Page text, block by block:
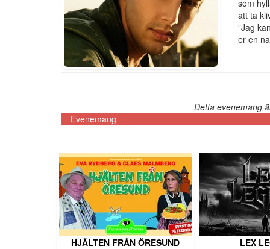
som
att ta
”Jag
er en
Detta evenemang
Evenemang
HJÄLTEN FRÅN ÖRESUND LEX